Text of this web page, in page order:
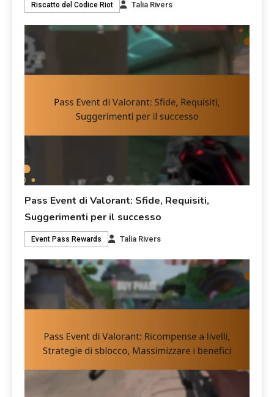
Riscatto del Codice Riot Talia Rivers
Pass Event di Valorant: Sfide, Requisiti,
Suggerimenti per il successo
Event Pass Rewards Talia Rivers